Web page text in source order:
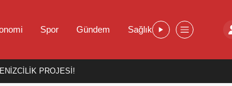
Spor Gündem Sağlık
PROJESİ!